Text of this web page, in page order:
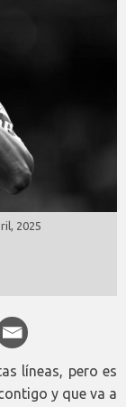
2025
líneas, pero es
y que va a